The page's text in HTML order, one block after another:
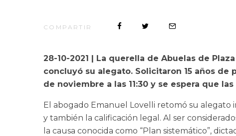
COMPARTIR
28-10-2021 | La querella de Abuelas de
concluyó su alegato. Solicitaron 15 años de
de noviembre a las 11:30 y se espera que
El abogado Emanuel Lovelli retomó su alegato
y también la calificación legal. Al ser
la causa conocida como “Plan sistemático”,